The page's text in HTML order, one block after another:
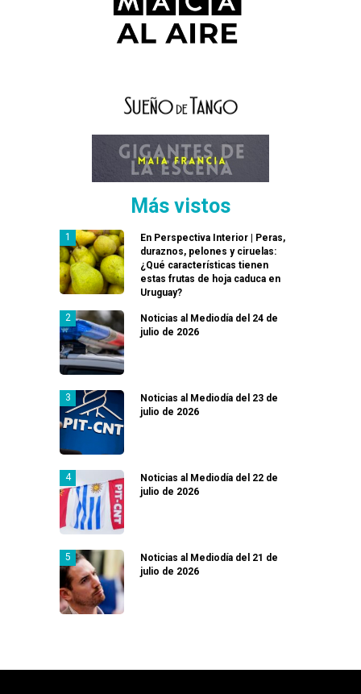
Más vistos
En Perspectiva Interior | Peras,
duraznos, pelones y ciruelas:
¿Qué características tienen
estas frutas de hoja caduca en
Uruguay?
Noticias al Mediodía del 24 de
julio de 2026
Noticias al Mediodía del 23 de
julio de 2026
Noticias al Mediodía del 22 de
julio de 2026
Noticias al Mediodía del 21 de
julio de 2026